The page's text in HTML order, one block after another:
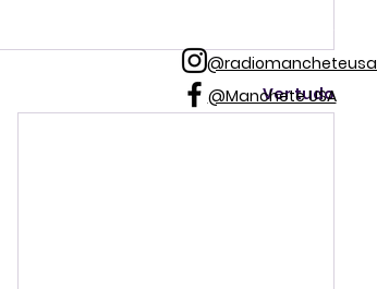
Ver tudo
@radiomancheteusa
@Manchete USA